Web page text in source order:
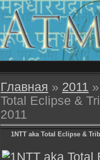
Главная » 2011 »
Total Eclipse &
2011
1NTT aka Total Eclipse &